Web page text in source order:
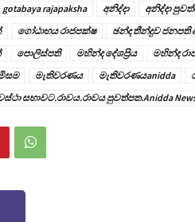
gotabaya rajapaksha අනිද්දා අනිද්දා
ගෝඨාභය රාජපක්ෂ ඡන්ද තීන්දුව ජනපති
පොලිස්පති මහින්ද දේශප්‍රිය
මහින්ද
මැතිවරණය මැතිවරණයanidda
සභාවට.රාවය.රාවය පුවත්පත.Anidda